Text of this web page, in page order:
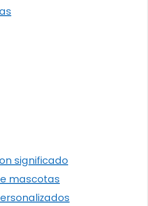
significado
mascotas